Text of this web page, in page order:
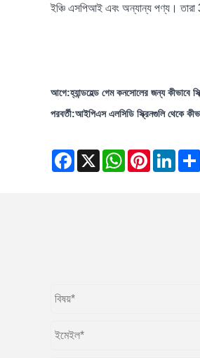
ইঞ্চি এসপিআই এবং অন্যান্য পণ্য। তারা
আগে:হ্যান্ডহেল্ড গেম কনসোলের জন্য কীভাবে
পরবর্তী:আইপিএস এলসিডি স্ক্রিনগুলি থেকে
Facebook
X WhatsAppPinterest